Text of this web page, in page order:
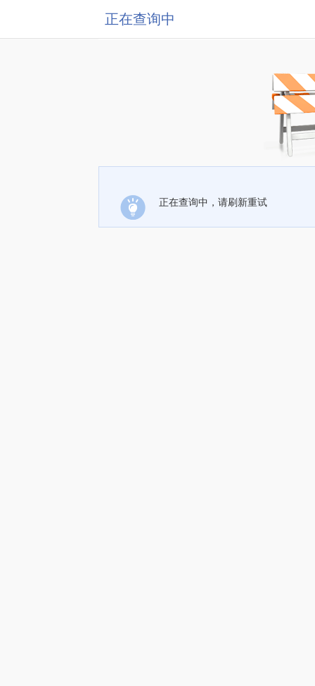
正在查询中
正在查询中，请刷新重试